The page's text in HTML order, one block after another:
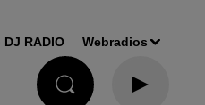
DJ RADIO Webradios